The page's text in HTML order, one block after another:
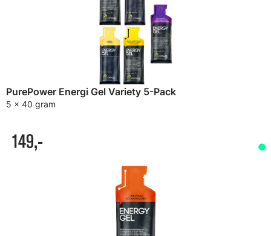
PurePower Energi Gel Variety 5-Pack
5 x 40 gram
149,-